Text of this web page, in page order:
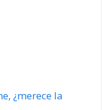
¿merece la